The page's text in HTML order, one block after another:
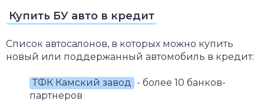
Купить БУ авто в кредит
Список автосалонов, в которых можно купить
новый или поддержанный автомобиль в кредит:
ТФК Камский завод - более 10 банков-
партнеров